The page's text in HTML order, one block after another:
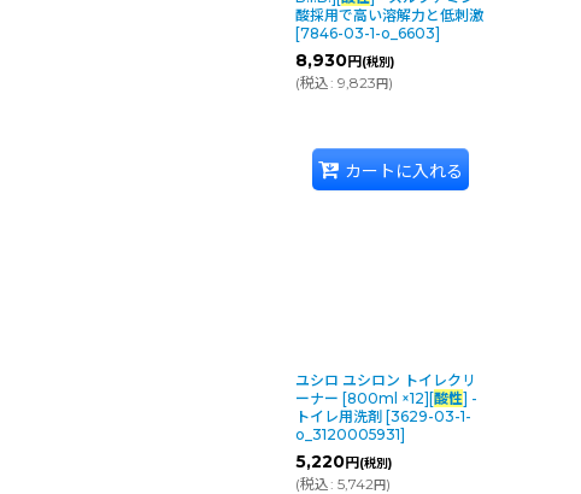
酸採用で高い溶解力と低刺激
[7846-03-1-o_6603]
8,930円 (税別)
(税込: 9,823円)
カートに入れる
ユシロ ユシロン トイレクリ
ーナー [800ml ×12][酸性] -
トイレ用洗剤 [3629-03-1-
o_3120005931]
5,220円 (税別)
(税込: 5,742円)